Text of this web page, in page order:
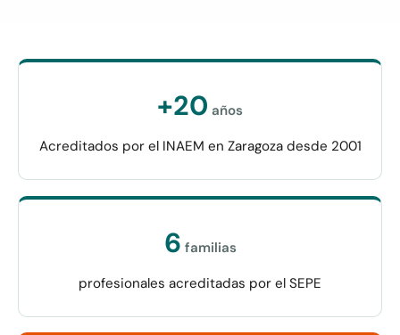
+20 años
Acreditados por el INAEM en Zaragoza desde 2001
6 familias
profesionales acreditadas por el SEPE